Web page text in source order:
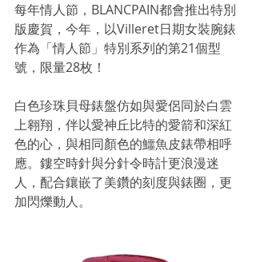
每年情人節，BLANCPAIN都會推出特別
版慶賀，今年，以Villeret日期女裝腕錶
作為「情人節」特別系列的第21個型
號，限量28枚！
白色珍珠貝母錶盤仿如與愛侶同於白雲
上翱翔，伴以愛神丘比特的愛箭和深紅
色的心，與相同顏色的鱷魚皮錶帶相呼
應。鏤空時針與分針令時計更浪漫迷
人，配合鑲嵌了美鑽的刻度與錶圈，更
加閃爍動人。